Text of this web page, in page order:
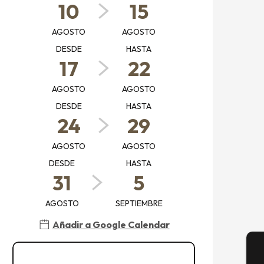
10
AGOSTO
15
AGOSTO
DESDE
17
AGOSTO
HASTA
22
AGOSTO
DESDE
24
AGOSTO
HASTA
29
AGOSTO
DESDE
31
AGOSTO
HASTA
5
SEPTIEMBRE
Añadir a Google Calendar